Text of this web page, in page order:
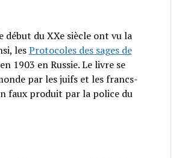
début du XXe siècle ont vu la
lesProtocoles des sages de
1903 en Russie. Le livre se
par les juifs et les francs-
faux produit par la police du